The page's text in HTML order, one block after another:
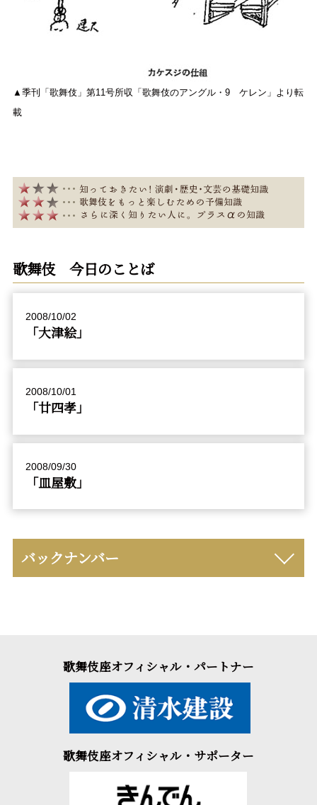
▲季刊「歌舞伎」第11号所収「歌舞伎のアングル・9 ケレン」より転
載
歌舞伎 今日のことば
2008/10/02
「大津絵」
2008/10/01
「廿四孝」
2008/09/30
「皿屋敷」
バックナンバー
歌舞伎座オフィシャル・パートナー
歌舞伎座オフィシャル・サポーター